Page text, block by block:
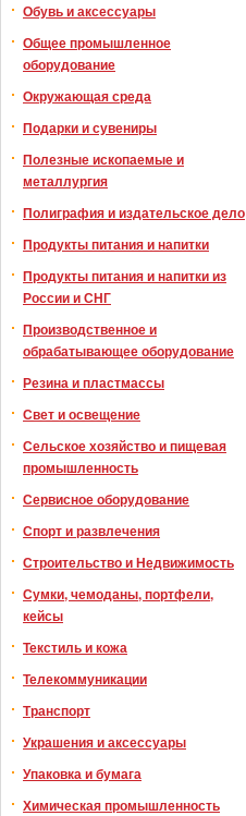
Обувь и аксессуары
Общее промышленное
оборудование
Окружающая среда
Подарки и сувениры
Полезные ископаемые и
металлургия
Полиграфия и издательское дело
Продукты питания и напитки
Продукты питания и напитки из
России и СНГ
Производственное и
обрабатывающее оборудование
Резина и пластмассы
Свет и освещение
Сельское хозяйство и пищевая
промышленность
Сервисное оборудование
Спорт и развлечения
Строительство и Недвижимость
Сумки, чемоданы, портфели,
кейсы
Текстиль и кожа
Телекоммуникации
Транспорт
Украшения и аксессуары
Упаковка и бумага
Химическая промышленность